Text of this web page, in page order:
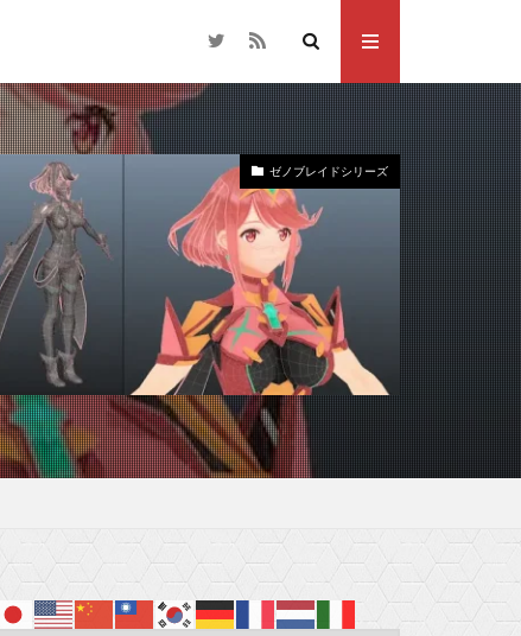
ゼノブレイドシリーズ